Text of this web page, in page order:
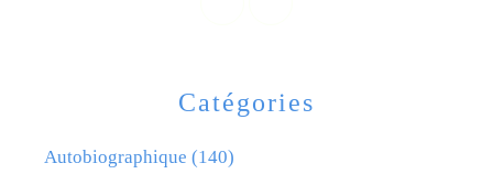
Catégories
Autobiographique (140)